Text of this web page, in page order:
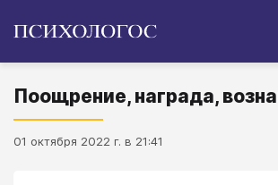
Поощрение, награда,
01 октября 2022 г. в 21:41